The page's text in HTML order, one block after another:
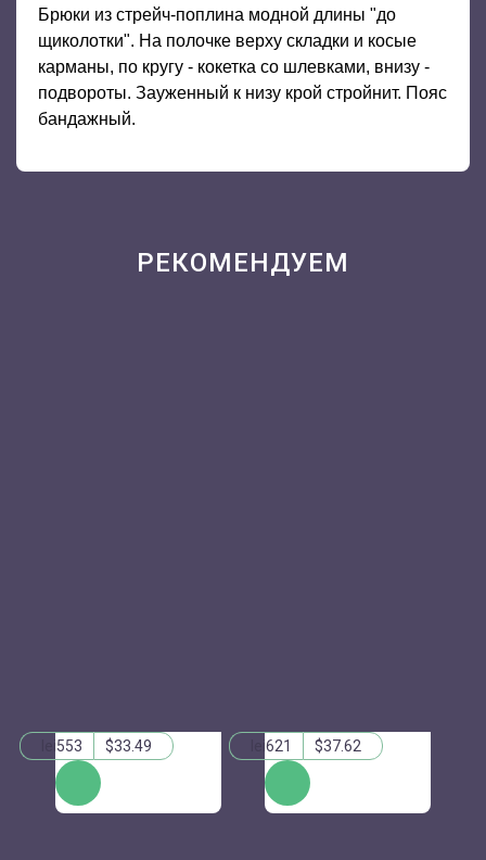
Брюки из стрейч-поплина модной длины "до
щиколотки". На полочке верху складки и косые
карманы, по кругу - кокетка со шлевками, внизу -
подвороты. Зауженный к низу крой стройнит. Пояс
бандажный.
РЕКОМЕНДУЕМ
lei553 $33.49
КУПИТЬ
lei621 $37.62
КУПИТЬ